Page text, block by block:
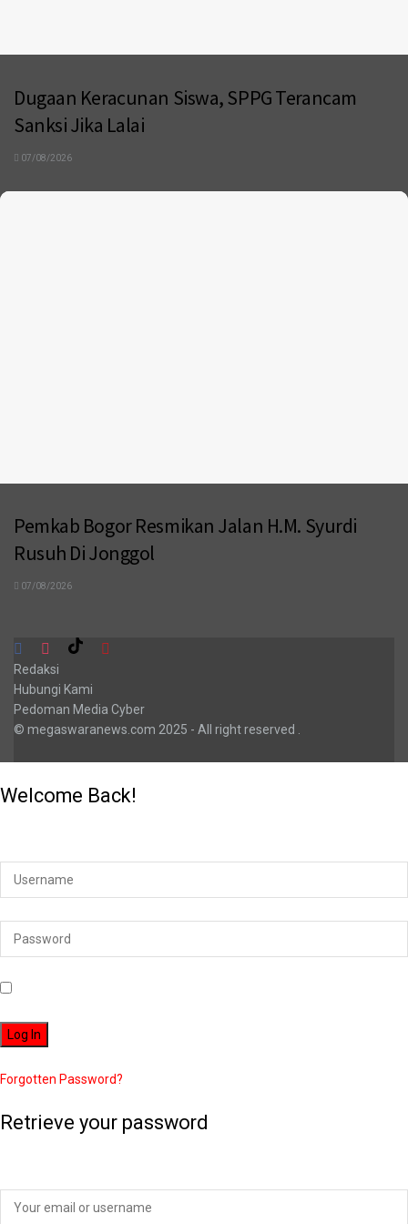
Dugaan Keracunan Siswa, SPPG Terancam
Sanksi Jika Lalai
07/08/2026
Pemkab Bogor Resmikan Jalan H.M. Syurdi
Rusuh Di Jonggol
07/08/2026
Redaksi
Hubungi Kami
Pedoman Media Cyber
© megaswaranews.com 2025 - All right reserved .
Welcome Back!
Forgotten Password?
Retrieve your password